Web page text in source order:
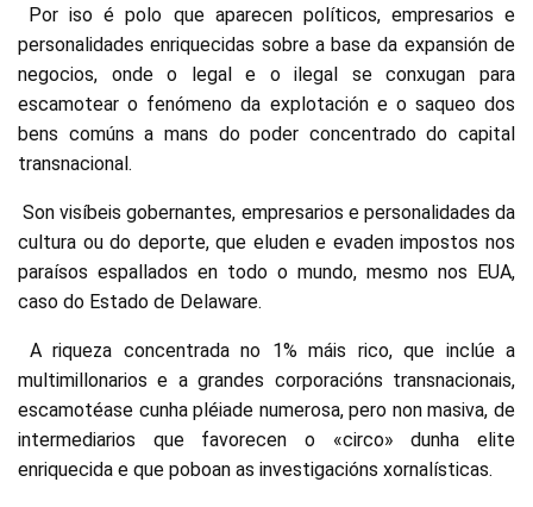
Por iso é polo que aparecen políticos, empresarios e
personalidades enriquecidas sobre a base da expansión de
negocios, onde o legal e o ilegal se conxugan para
escamotear o fenómeno da explotación e o saqueo dos
bens comúns a mans do poder concentrado do capital
transnacional.
Son visíbeis gobernantes, empresarios e personalidades da
cultura ou do deporte, que eluden e evaden impostos nos
paraísos espallados en todo o mundo, mesmo nos EUA,
caso do Estado de Delaware.
A riqueza concentrada no 1% máis rico, que inclúe a
multimillonarios e a grandes corporacións transnacionais,
escamotéase cunha pléiade numerosa, pero non masiva, de
intermediarios que favorecen o «circo» dunha elite
enriquecida e que poboan as investigacións xornalísticas.